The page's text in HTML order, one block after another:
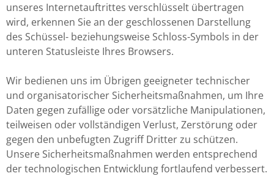
unseres Internetauftrittes verschlüsselt übertragen
wird, erkennen Sie an der geschlossenen Darstellung
des Schüssel- beziehungsweise Schloss-Symbols in der
unteren Statusleiste Ihres Browsers.
Wir bedienen uns im Übrigen geeigneter technischer
und organisatorischer Sicherheitsmaßnahmen, um Ihre
Daten gegen zufällige oder vorsätzliche Manipulationen,
teilweisen oder vollständigen Verlust, Zerstörung oder
gegen den unbefugten Zugriff Dritter zu schützen.
Unsere Sicherheitsmaßnahmen werden entsprechend
der technologischen Entwicklung fortlaufend verbessert.